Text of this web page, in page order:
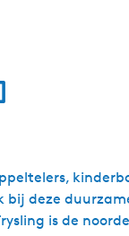
bij deze
is de